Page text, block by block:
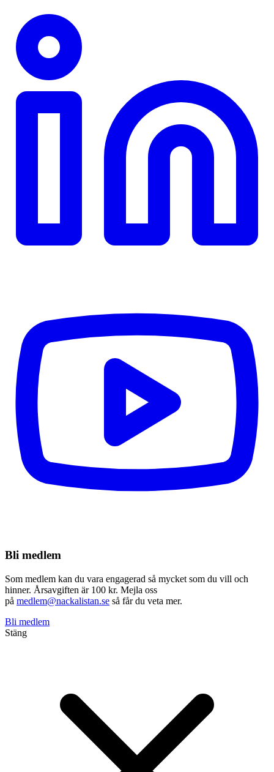
Bli medlem
Som medlem kan du vara engagerad så mycket som du vill och
hinner. Årsavgiften är 100 kr. Mejla oss
på medlem@nackalistan.se så får du veta mer.
Bli medlem
Stäng